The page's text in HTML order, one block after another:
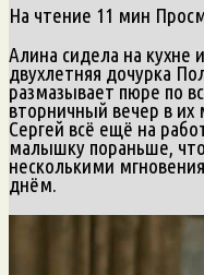
На чтение 11 мин
Алина сидела на кухне
двухлетняя дочурка
размазывает пюре по
вторничный вечер в их
Сергей всё ещё на
малышку пораньше,
несколькими
днём.